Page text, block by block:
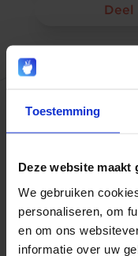
Toestemming
Deze website maakt
We gebruiken
personaliseren, om
en om ons
informatie over uw
Hoeveel
Nog